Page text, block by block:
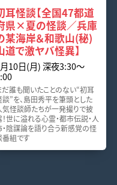
耳怪談【全国47都道
県×夏の怪談／兵庫
某海岸＆和歌山(秘)
道で激ヤバ怪異】
10日(月) 深夜3:30〜
だ誰も聞いたことのない“初耳
談”を、島田秀平を筆頭とした
気怪談師たちが一発撮りで披
！世に溢れる心霊・都市伝説・人
・陰謀論を語り合う新感覚の怪
番組です